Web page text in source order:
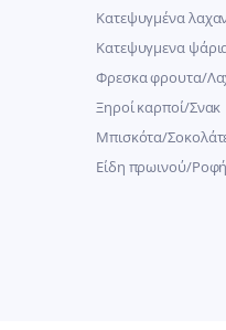
Kατεψυγμένα
Κατεψυγμενα
Φρεσκα φρουτα/
Ξηροί καρποί/Σνακ
Μπισκότα/
Είδη πρωινού/